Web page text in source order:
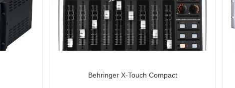
Behringer X-Touch Compact